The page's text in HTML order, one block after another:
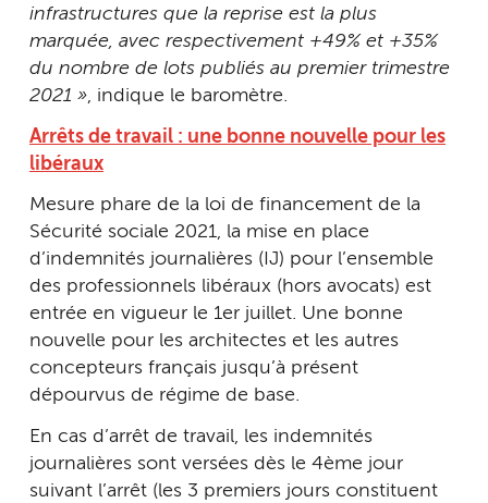
infrastructures que la reprise est la plus
marquée, avec respectivement +49% et +35%
du nombre de lots publiés au premier trimestre
2021 », indique le baromètre.
Arrêts de travail : une bonne nouvelle pour les
libéraux
Mesure phare de la loi de financement de la
Sécurité sociale 2021, la mise en place
d’indemnités journalières (IJ) pour l’ensemble
des professionnels libéraux (hors avocats) est
entrée en vigueur le 1er juillet. Une bonne
nouvelle pour les architectes et les autres
concepteurs français jusqu’à présent
dépourvus de régime de base.
En cas d’arrêt de travail, les indemnités
journalières sont versées dès le 4ème jour
suivant l’arrêt (les 3 premiers jours constituent